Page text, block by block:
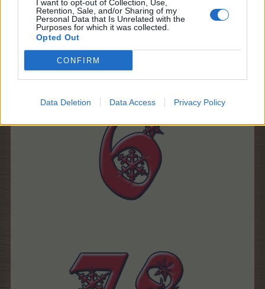
I want to opt-out of Collection, Use,
Retention, Sale, and/or Sharing of my
Personal Data that Is Unrelated with the
Purposes for which it was collected.
Opted Out
CONFIRM
Data Deletion Data Access Privacy Policy
Vi ricordo che giochiamo per la TOMBOLA
(non dichiarate ambi, terni, quaterne e cinquine